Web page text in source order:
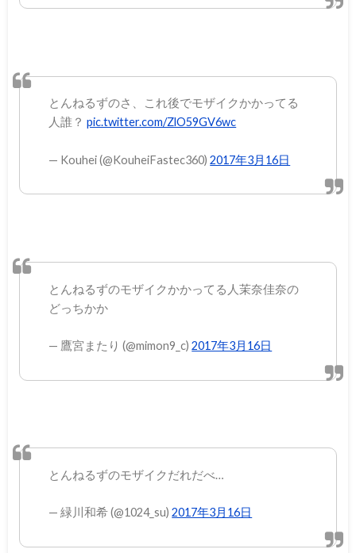
とんねるずのさ、これ後でモザイクかかってる
人誰？pic.twitter.com/ZlO59GV6wc
— Kouhei (@KouheiFastec360)2017年3月16日
とんねるずのモザイクかかってる人茉奈佳奈の
どっちかか
— 鷹宮またり (@mimon9_c)2017年3月16日
とんねるずのモザイクだれだべ…
— 緑川和希 (@1024_su)2017年3月16日